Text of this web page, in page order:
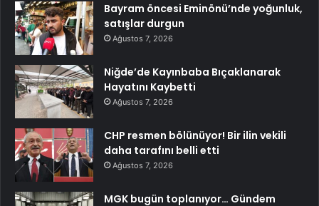
Bayram öncesi Eminönü’nde yoğunluk,
satışlar durgun
Ağustos 7, 2026
Niğde’de Kayınbaba Bıçaklanarak
Hayatını Kaybetti
Ağustos 7, 2026
CHP resmen bölünüyor! Bir ilin vekili
daha tarafını belli etti
Ağustos 7, 2026
MGK bugün toplanıyor… Gündem